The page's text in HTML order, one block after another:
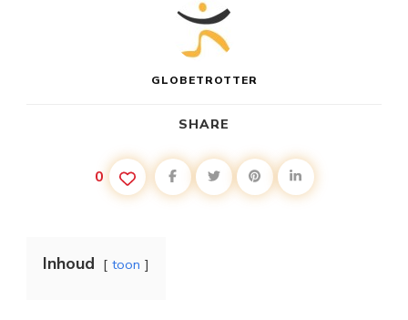
ZEILCULTUUR
OVERZICHT
GLOBETROTTER
SHARE
0
Inhoud toon